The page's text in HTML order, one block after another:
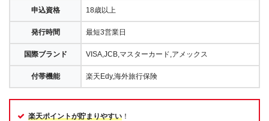
申込資格 18歳以上
発行時間 最短3営業日
国際ブランド VISA,JCB,マスターカード,アメックス
付帯機能 楽天Edy,海外旅行保険
楽天ポイントが貯まりやすい ！